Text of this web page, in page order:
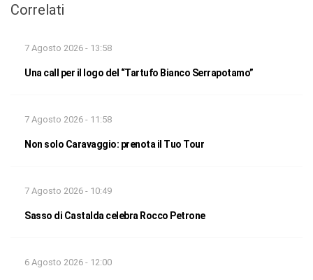
Correlati
7 Agosto 2026 - 13:58
Una call per il logo del “Tartufo Bianco Serrapotamo”
7 Agosto 2026 - 11:58
Non solo Caravaggio: prenota il Tuo Tour
7 Agosto 2026 - 10:49
Sasso di Castalda celebra Rocco Petrone
6 Agosto 2026 - 12:00